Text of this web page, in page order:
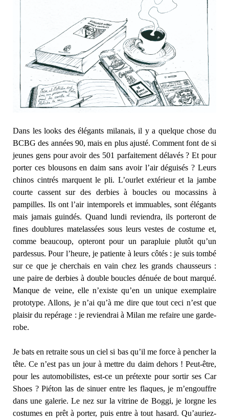
Dans les looks des élégants milanais, il y a quelque chose du
BCBG des années 90, mais en plus ajusté. Comment font de si
jeunes gens pour avoir des 501 parfaitement délavés ? Et pour
porter ces blousons en daim sans avoir l’air déguisés ? Leurs
chinos cintrés marquent le pli. L’ourlet extérieur et la jambe
courte cassent sur des derbies à boucles ou mocassins à
pampilles. Ils ont l’air intemporels et immuables, sont élégants
mais jamais guindés. Quand lundi reviendra, ils porteront de
fines doublures matelassées sous leurs vestes de costume et,
comme beaucoup, opteront pour un parapluie plutôt qu’un
pardessus. Pour l’heure, je patiente à leurs côtés : je suis tombé
sur ce que je cherchais en vain chez les grands chausseurs :
une paire de derbies à double boucles dénuée de bout marqué.
Manque de veine, elle n’existe qu’en un unique exemplaire
prototype. Allons, je n’ai qu’à me dire que tout ceci n’est que
plaisir du repérage : je reviendrai à Milan me refaire une garde-
robe.
Je bats en retraite sous un ciel si bas qu’il me force à pencher la
tête. Ce n’est pas un jour à mettre du daim dehors ! Peut-être,
pour les automobilistes, est-ce un prétexte pour sortir ses Car
Shoes ? Piéton las de sinuer entre les flaques, je m’engouffre
dans une galerie. Le nez sur la vitrine de Boggi, je lorgne les
costumes en prêt à porter, puis entre à tout hasard. Qu’auriez-